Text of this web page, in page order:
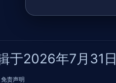
于2026年7月31
免责声明